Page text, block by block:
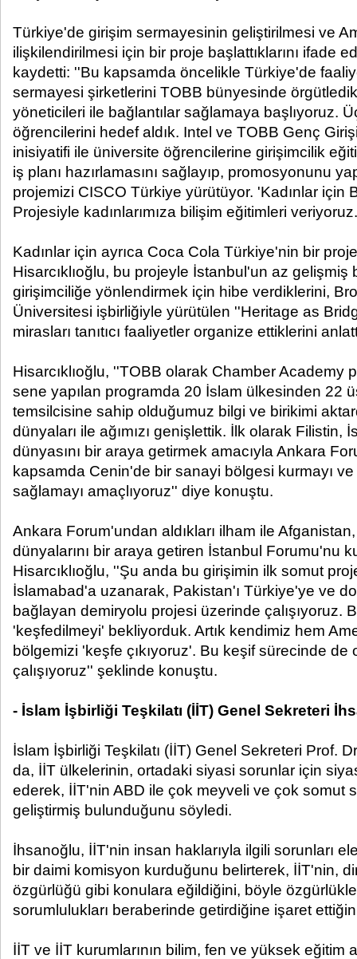
Türkiye'de girişim sermayesinin geliştirilmesi ve
ilişkilendirilmesi için bir proje başlattıklarını ifade
kaydetti: ''Bu kapsamda öncelikle Türkiye'de
sermayesi şirketlerini TOBB bünyesinde
yöneticileri ile bağlantılar sağlamaya başlıyoruz.
öğrencilerini hedef aldık. Intel ve TOBB Genç
inisiyatifi ile üniversite öğrencilerine girişimcilik
iş planı hazırlamasını sağlayıp, promosyonunu
projemizi CISCO Türkiye yürütüyor. 'Kadınlar için
Projesiyle kadınlarımıza bilişim eğitimleri
Kadınlar için ayrıca Coca Cola Türkiye'nin bir
Hisarcıklıoğlu, bu projeyle İstanbul'un az gelişmiş
girişimciliğe yönlendirmek için hibe verdiklerini,
Üniversitesi işbirliğiyle yürütülen ''Heritage as
mirasları tanıtıcı faaliyetler organize ettiklerini
Hisarcıklıoğlu, ''TOBB olarak Chamber Academy
sene yapılan programda 20 İslam ülkesinden 22
temsilcisine sahip olduğumuz bilgi ve birikimi
dünyaları ile ağımızı genişlettik. İlk olarak Filistin,
dünyasını bir araya getirmek amacıyla Ankara
kapsamda Cenin'de bir sanayi bölgesi kurmayı
sağlamayı amaçlıyoruz'' diye konuştu.
Ankara Forum'undan aldıkları ilham ile
dünyalarını bir araya getiren İstanbul Forumu'nu
Hisarcıklıoğlu, ''Şu anda bu girişimin ilk somut
İslamabad'a uzanarak, Pakistan'ı Türkiye'ye ve
bağlayan demiryolu projesi üzerinde çalışıyoruz.
'keşfedilmeyi' bekliyorduk. Artık kendimiz hem
bölgemizi 'keşfe çıkıyoruz'. Bu keşif sürecinde de
çalışıyoruz'' şeklinde konuştu.
​- İslam İşbirliği Teşkilatı (İİT) Genel Sekreteri
İslam İşbirliği Teşkilatı (İİT) Genel Sekreteri Prof.
da, İİT ülkelerinin, ortadaki siyasi sorunlar için
ederek, İİT'nin ABD ile çok meyveli ve çok somut
geliştirmiş bulunduğunu söyledi.
İhsanoğlu, İİT'nin insan haklarıyla ilgili sorunları
bir daimi komisyon kurduğunu belirterek, İİT'nin,
özgürlüğü gibi konulara eğildiğini, böyle
sorumlulukları beraberinde getirdiğine işaret
İİT ve İİT kurumlarının bilim, fen ve yüksek eğitim